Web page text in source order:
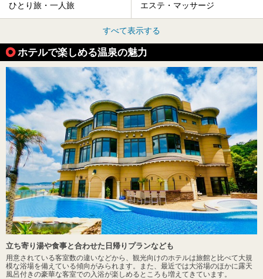
ひとり旅・一人旅 エステ・マッサージ
すべて表示する
ホテルで楽しめる温泉の魅力
立ち寄り湯や食事と合わせた日帰りプランなども
用意されている客室数の違いなどから、観光向けのホテルは旅館と比べて大規
模な浴場を備えている傾向がみられます。また、最近では大浴場のほかに露天
風呂付きの豪華な客室での入浴が楽しめるところも増えてきています。